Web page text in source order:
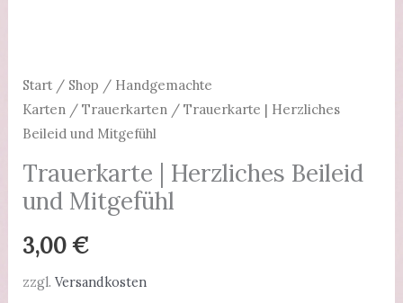
Start/ Shop / Handgemachte
Karten/ Trauerkarten/ Trauerkarte | Herzliches
Beileid und Mitgefühl
Trauerkarte | Herzliches Beileid
und Mitgefühl
3,00€
zzgl. Versandkosten